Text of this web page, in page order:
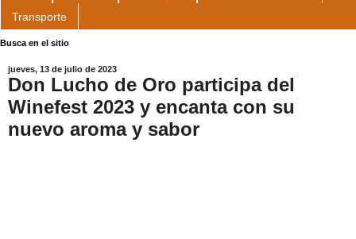
Transporte
Busca en el sitio
jueves, 13 de julio de 2023
Don Lucho de Oro participa del
Winefest 2023 y encanta con su
nuevo aroma y sabor